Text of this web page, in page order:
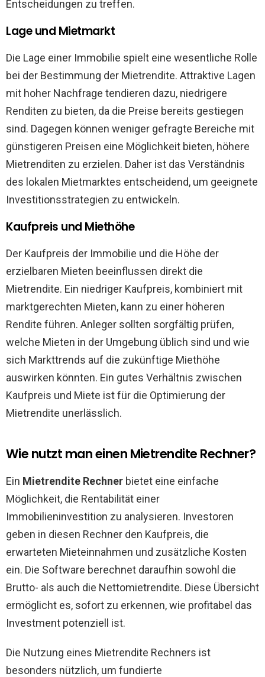
Entscheidungen zu treffen.
Lage und Mietmarkt
Die Lage einer Immobilie spielt eine wesentliche Rolle
bei der Bestimmung der Mietrendite. Attraktive Lagen
mit hoher Nachfrage tendieren dazu, niedrigere
Renditen zu bieten, da die Preise bereits gestiegen
sind. Dagegen können weniger gefragte Bereiche mit
günstigeren Preisen eine Möglichkeit bieten, höhere
Mietrenditen zu erzielen. Daher ist das Verständnis
des lokalen Mietmarktes entscheidend, um geeignete
Investitionsstrategien zu entwickeln.
Kaufpreis und Miethöhe
Der Kaufpreis der Immobilie und die Höhe der
erzielbaren Mieten beeinflussen direkt die
Mietrendite. Ein niedriger Kaufpreis, kombiniert mit
marktgerechten Mieten, kann zu einer höheren
Rendite führen. Anleger sollten sorgfältig prüfen,
welche Mieten in der Umgebung üblich sind und wie
sich Markttrends auf die zukünftige Miethöhe
auswirken könnten. Ein gutes Verhältnis zwischen
Kaufpreis und Miete ist für die Optimierung der
Mietrendite unerlässlich.
Wie nutzt man einen Mietrendite Rechner?
Ein Mietrendite Rechner bietet eine einfache
Möglichkeit, die Rentabilität einer
Immobilieninvestition zu analysieren. Investoren
geben in diesen Rechner den Kaufpreis, die
erwarteten Mieteinnahmen und zusätzliche Kosten
ein. Die Software berechnet daraufhin sowohl die
Brutto- als auch die Nettomietrendite. Diese Übersicht
ermöglicht es, sofort zu erkennen, wie profitabel das
Investment potenziell ist.
Die Nutzung eines Mietrendite Rechners ist
besonders nützlich, um fundierte